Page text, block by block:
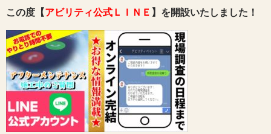
この度【アビリティ公式ＬＩＮＥ 】を開設いたしました！